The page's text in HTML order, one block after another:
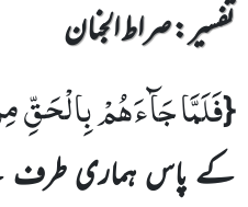
تفسیر : ‎صراط الجنان
{فَلَمَّا جَآءَهُمْ بِالْحَقِّ
کے پاس ہماری طرف